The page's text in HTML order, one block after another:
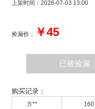
上架时间：2026-07-03 13:00
捡漏价： ￥45
已被捡漏
购买记录：
方**